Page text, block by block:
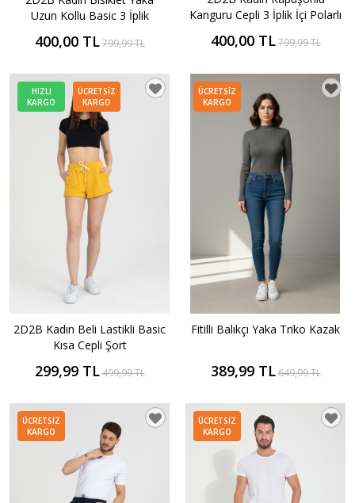
Uzun Kollu Basic 3 İplik
400,00 TL799,99 TL
Kanguru Cepli 3 İplik İçi Polarlı
Sweatshirt
400,00 TL799,99 TL
HIZLI
KARGO
ÜCRETSIZ
KARGO
2D2B Kadın Beli Lastikli Basic
Kısa Cepli Şort
299,99 TL499,99 TL
ÜCRETSIZ
KARGO
Fitilli Balıkçı Yaka Triko Kazak
389,99 TL649,99 TL
ÜCRETSIZ
KARGO
ÜCRETSIZ
KARGO